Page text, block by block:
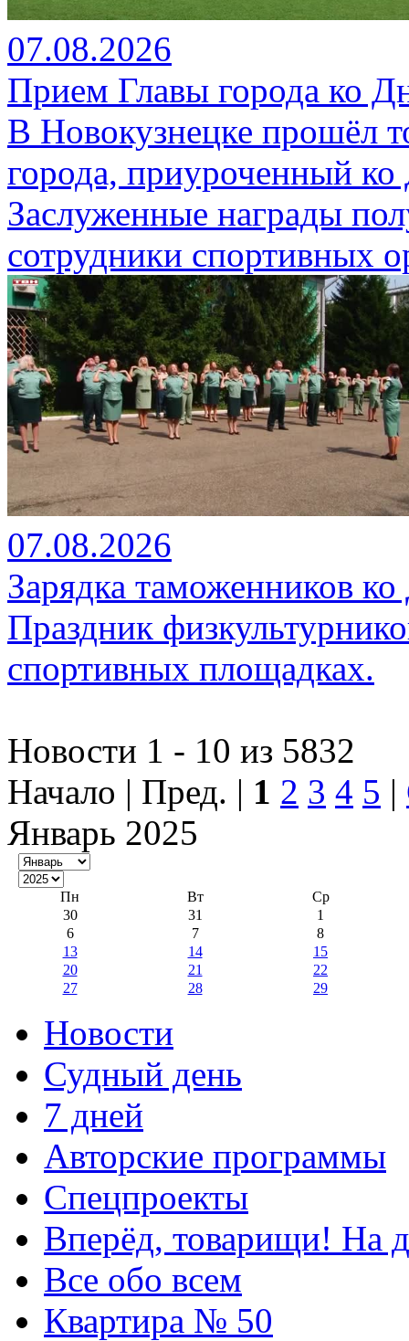
07.08.2026
Прием Главы города ко
В Новокузнецке прошёл
города, приуроченный
Заслуженные награды
сотрудники спортивных
07.08.2026
Зарядка таможенников
Праздник
спортивных площадках.
Новости 1 - 10 из 5832
Начало | Пред. | 1 2 3 4 5 |
Январь 2025
Пн Вт
Ср
30
31
1
6
7
8
13
14
15
20
21
22
27
28 29
Новости
Судный день
7 дней
Авторские программы
Спецпроекты
Вперёд, товарищи! На
Все обо всем
Квартира № 50